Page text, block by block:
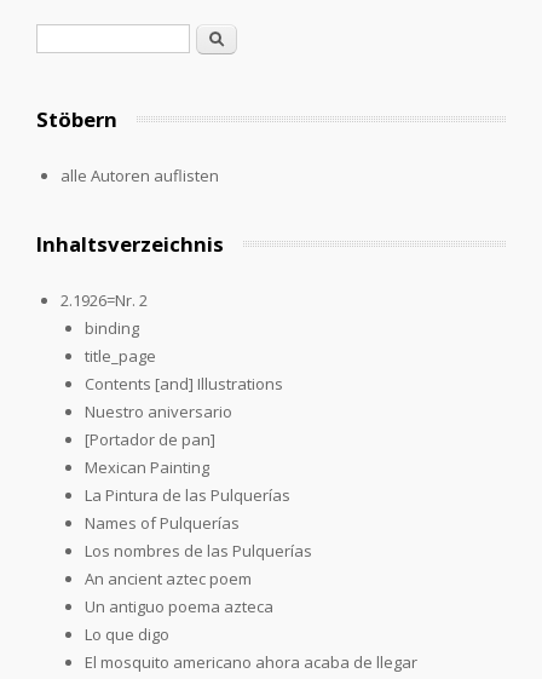
Search
Stöbern
alle Autoren auflisten
Inhaltsverzeichnis
2.1926=Nr. 2
binding
title_page
Contents [and] Illustrations
Nuestro aniversario
[Portador de pan]
Mexican Painting
La Pintura de las Pulquerías
Names of Pulquerías
Los nombres de las Pulquerías
An ancient aztec poem
Un antiguo poema azteca
Lo que digo
El mosquito americano ahora acaba de llegar